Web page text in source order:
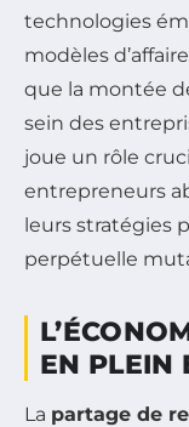
technologies
modèles
que la montée
sein des
joue un rôle
entrepreneurs
leurs stratégies
perpétuelle
EN PLEIN
La partage de